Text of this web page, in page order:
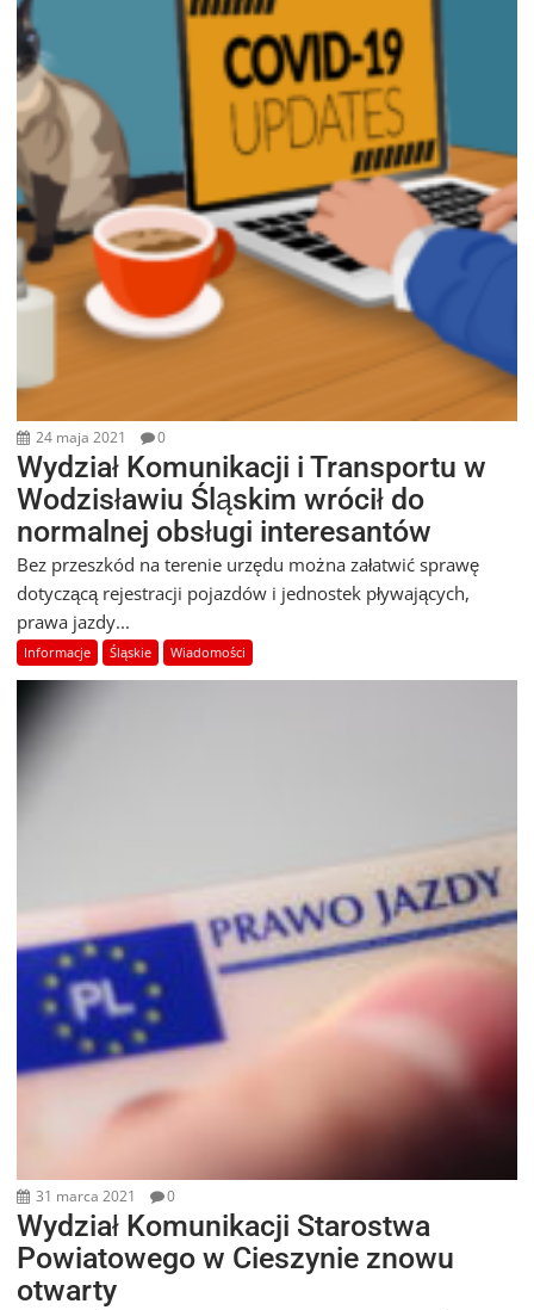
24 maja 2021 0
Wydział Komunikacji i Transportu w
Wodzisławiu Śląskim wrócił do
normalnej obsługi interesantów
Bez przeszkód na terenie urzędu można załatwić sprawę
dotyczącą rejestracji pojazdów i jednostek pływających,
prawa jazdy...
Informacje Śląskie Wiadomości
31 marca 2021 0
Wydział Komunikacji Starostwa
Powiatowego w Cieszynie znowu
otwarty